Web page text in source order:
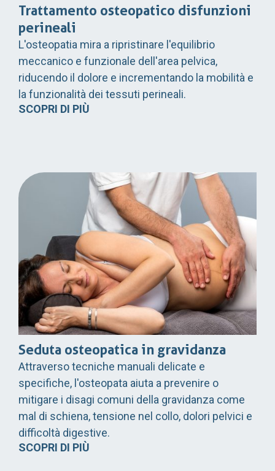
Trattamento osteopatico disfunzioni
perineali
L'osteopatia mira a ripristinare l'equilibrio
meccanico e funzionale dell'area pelvica,
riducendo il dolore e incrementando la mobilità e
la funzionalità dei tessuti perineali.
SCOPRI DI PIÙ
Seduta osteopatica in gravidanza
Attraverso tecniche manuali delicate e
specifiche, l'osteopata aiuta a prevenire o
mitigare i disagi comuni della gravidanza come
mal di schiena, tensione nel collo, dolori pelvici e
difficoltà digestive.
SCOPRI DI PIÙ